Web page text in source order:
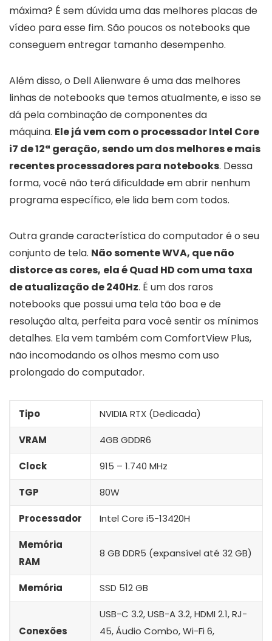
máxima? É sem dúvida uma das melhores placas de
vídeo para esse fim. São poucos os notebooks que
conseguem entregar tamanho desempenho.
Além disso, o Dell Alienware é uma das melhores
linhas de notebooks que temos atualmente, e isso se
dá pela combinação de componentes da
máquina. Ele já vem com o processador Intel Core
i7 de 12ª geração, sendo um dos melhores e mais
recentes processadores para notebooks. Dessa
forma, você não terá dificuldade em abrir nenhum
programa específico, ele lida bem com todos.
Outra grande característica do computador é o seu
conjunto de tela. Não somente WVA, que não
distorce as cores, ela é Quad HD com uma taxa
de atualização de 240Hz. É um dos raros
notebooks que possui uma tela tão boa e de
resolução alta, perfeita para você sentir os mínimos
detalhes. Ela vem também com ComfortView Plus,
não incomodando os olhos mesmo com uso
prolongado do computador.
Tipo NVIDIA RTX (Dedicada)
VRAM 4GB GDDR6
Clock 915 – 1.740 MHz
TGP 80W
Processador Intel Core i5-13420H
Memória
RAM
8 GB DDR5 (expansível até 32 GB)
Memória SSD 512 GB
Conexões
USB-C 3.2, USB-A 3.2, HDMI 2.1, RJ-
45, Áudio Combo, Wi-Fi 6,